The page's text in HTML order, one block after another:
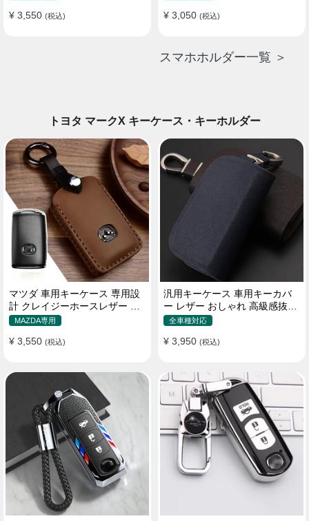
¥ 3,550 (税込) ¥ 3,050 (税込)
スマホホルダー一覧 ＞
トヨタ マークX キーケース・キーホルダー
マツダ 車用キーケース 専用設
計 クレイジーホースレザー 高
級 耐摩耗性 オシャレ
MAZDA専用
¥ 3,550 (税込)
汎用キーケース 車用キーカバ
ー レザー おしゃれ 高級感抜群
ロゴオーダーメイド
全車種対応
¥ 3,950 (税込)